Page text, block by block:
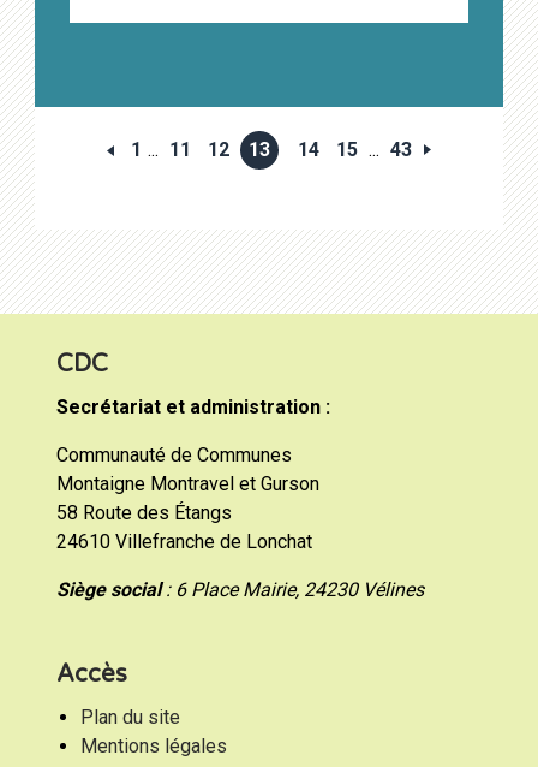
1 ... 11 12 13 14 15 ... 43
CDC
Secrétariat et administration :
Communauté de Communes
Montaigne Montravel et Gurson
58 Route des Étangs
24610 Villefranche de Lonchat
Siège social: 6 Place Mairie, 24230 Vélines
Accès
Plan du site
Mentions légales